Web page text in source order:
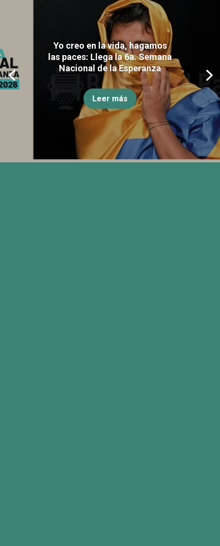
Yo creo en la vida, hagamos
las paces: Llega la 6a. Semana
Nacional de la Esperanza
Leer más